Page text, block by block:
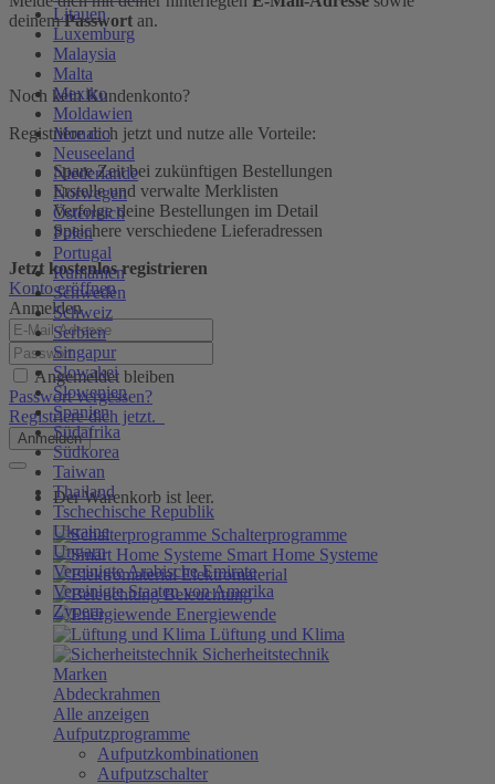
Litauen
Luxemburg
Malaysia
Malta
Mexiko
Moldawien
Monaco
Neuseeland
Niederlande
Norwegen
Österreich
Polen
Portugal
Rumänien
Schweden
Schweiz
Serbien
Singapur
Slowakei
Slowenien
Spanien
Südafrika
Südkorea
Taiwan
Thailand
Tschechische Republik
Ukraine
Ungarn
Vereinigte Arabische Emirate
Vereinigte Staaten von Amerika
Zypern
deinemPasswort an.
Noch kein Kundenkonto?
Registriere dich jetzt und nutze alle Vorteile:
Spare Zeit bei zukünftigen Bestellungen
Erstelle und verwalte Merklisten
Verfolge deine Bestellungen im Detail
Speichere verschiedene Lieferadressen
Jetzt kostenlos registrieren
Konto eröffnen
Anmelden
Angemeldet bleiben
Passwort vergessen?
Registriere dich jetzt.
Anmelden
Der Warenkorb ist leer.
Schalterprogramme
Smart Home Systeme
Elektromaterial
Beleuchtung
Energiewende
Lüftung und Klima
Sicherheitstechnik
Marken
Abdeckrahmen
Alle anzeigen
Aufputzprogramme
Aufputzkombinationen
Aufputzschalter